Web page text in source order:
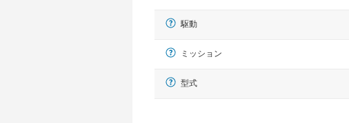
駆動
ミッション
型式